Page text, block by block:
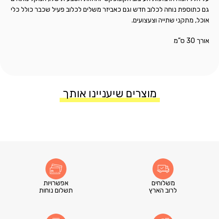
גם כתוספת נוחה לכלוב חדש וגם כאביזר משלים לכלוב פעיל שכבר כולל כלי
אוכל, מתקני שתייה וצעצועים.
אורך 30 ס”מ
מוצרים שיעניינו אותך
משלוחים
לרוב הארץ
אפשרויות
תשלום נוחות